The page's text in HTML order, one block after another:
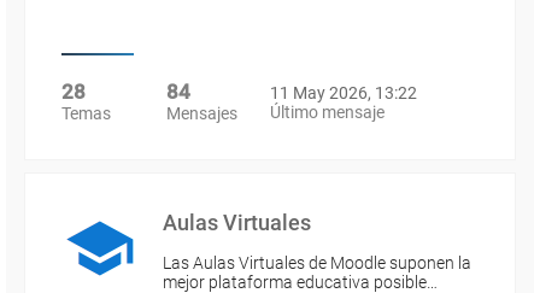
28
Temas
84
Mensajes
11 May 2026, 13:22
Último mensaje
Aulas Virtuales
Las Aulas Virtuales de Moodle suponen la
mejor plataforma educativa posible…